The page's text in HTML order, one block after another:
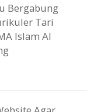
Bergabung
Tari
Islam Al